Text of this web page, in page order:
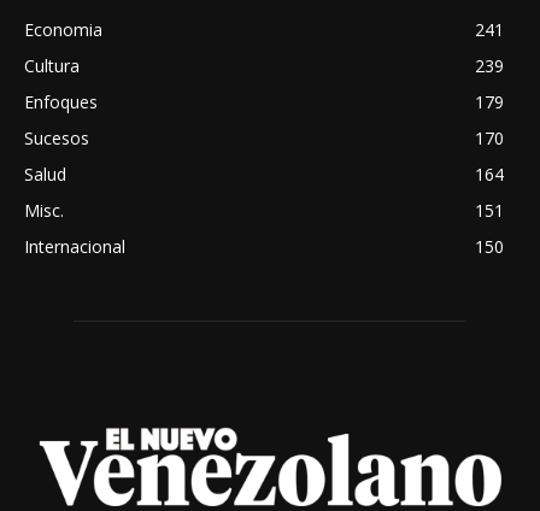
Economia
241
Cultura
239
Enfoques
179
Sucesos
170
Salud
164
Misc.
151
Internacional
150